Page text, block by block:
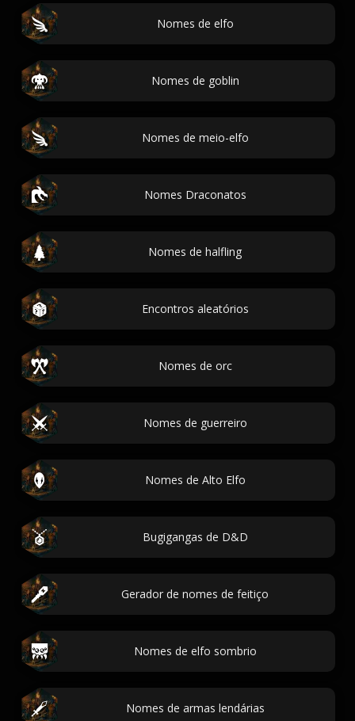
Nomes de elfo
Nomes de goblin
Nomes de meio-elfo
Nomes Draconatos
Nomes de halfling
Encontros aleatórios
Nomes de orc
Nomes de guerreiro
Nomes de Alto Elfo
Bugigangas de D&D
Gerador de nomes de feitiço
Nomes de elfo sombrio
Nomes de armas lendárias